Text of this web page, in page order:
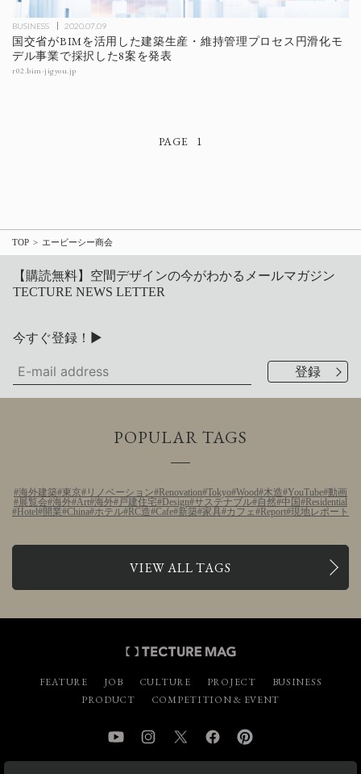
BUSINESS 2020.07.09
国交省がBIMを活用した建築生産・維持管理プロセス円滑化モ
デル事業で採択した8案を発表
r02.bim-jigyou.jp
1
TOP エービーシー商会
【購読無料】空間デザインの今がわかるメールマガジン
TECTURE NEWS LETTER
今すぐ登録！▶
POPULAR TAGS
海外建築 東京 リノベーション Renovation Tokyo Wood 木造 YouTube 動画
展覧会 海外 Art 海外 戸建住宅 Design サステナブル 自然 中国
Residential
Hotel 開業 China ホテル RC造 Cafe 新築 家具 カフェ Report 現地レポート
VIEW ALL TAGS
FEATURE JOB CULTURE PROJECT
BUSINESS
PRODUCT
COMPETITION & EVENT
YouTube InstagramTwitter Facebook